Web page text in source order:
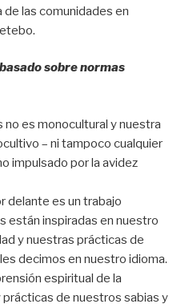
las comunidades en
sobre normas
es monocultural y nuestra
– ni tampoco cualquier
impulsado por la avidez
delante es un trabajo
están inspiradas en nuestro
y nuestras prácticas de
les decimos en nuestro idioma.
espiritual de la
de nuestros sabias y